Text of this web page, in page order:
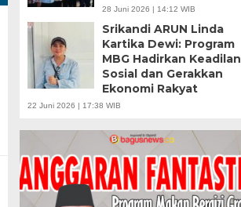
28 Juni 2026 | 14:12 WIB
Srikandi ARUN Linda
Kartika Dewi: Program
MBG Hadirkan Keadilan
Sosial dan Gerakkan
Ekonomi Rakyat
22 Juni 2026 | 17:38 WIB